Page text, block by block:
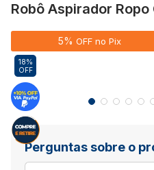
Robô Aspirador
5% OFF no Pix
18%
OFF
Perguntas sobre o